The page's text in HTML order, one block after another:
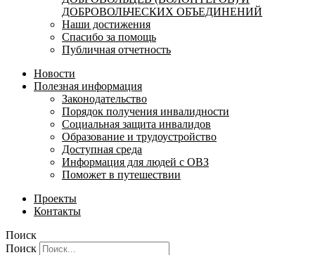
ДОБРОВОЛЬЧЕСКИХ ОБЪЕДИНЕНИЙ
Наши достижения
Спасибо за помощь
Публичная отчетность
Новости
Полезная информация
Законодательство
Порядок получения инвалидности
Социальная защита инвалидов
Образование и трудоустройство
Доступная среда
Информация для людей с ОВЗ
Поможет в путешествии
Проекты
Контакты
Поиск
Поиск